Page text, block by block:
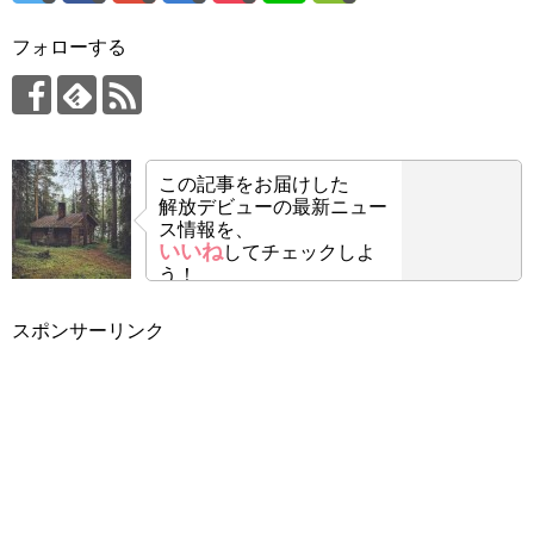
フォローする
この記事をお届けした
解放デビューの最新ニュー
ス情報を、
いいねしてチェックしよ
う！
スポンサーリンク